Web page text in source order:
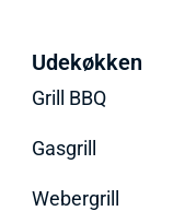
Udekøkken
Grill BBQ
Gasgrill
Webergrill